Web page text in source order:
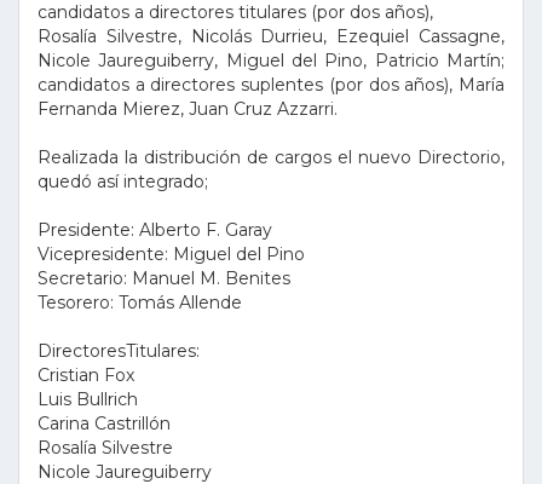
candidatos a directores titulares (por dos años),
Rosalía Silvestre, Nicolás Durrieu, Ezequiel Cassagne,
Nicole Jaureguiberry, Miguel del Pino, Patricio Martín;
candidatos a directores suplentes (por dos años), María
Fernanda Mierez, Juan Cruz Azzarri.
Realizada la distribución de cargos el nuevo Directorio,
quedó así integrado;
Presidente: Alberto F. Garay
Vicepresidente: Miguel del Pino
Secretario: Manuel M. Benites
Tesorero: Tomás Allende
DirectoresTitulares:
Cristian Fox
Luis Bullrich
Carina Castrillón
Rosalía Silvestre
Nicole Jaureguiberry